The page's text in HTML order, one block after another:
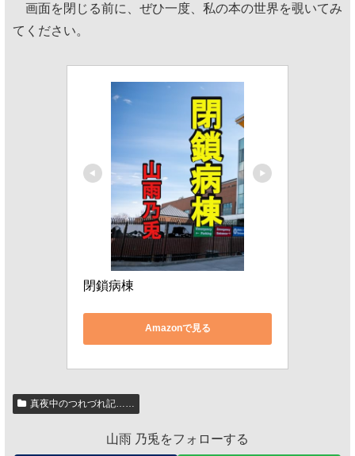
画面を閉じる前に、ぜひ一度、私の本の世界を覗いてみ
てください。
閉鎖病棟
Amazonで見る
真夜中のつれづれ記……
山雨 乃兎をフォローする